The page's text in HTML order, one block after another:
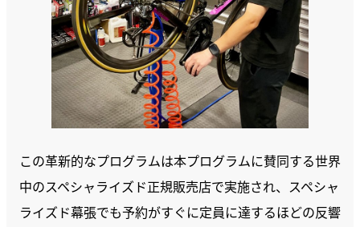
この革新的なプログラムは本プログラムに賛同する世界
中のスペシャライズド正規販売店で実施され、スペシャ
ライズド幕張でも予約がすぐに定員に達するほどの反響